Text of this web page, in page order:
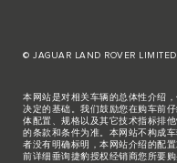
© JAGUAR LAND ROVER
本网站是对相关车辆的总体性介绍
决定的基础。我们鼓励您在购车前
体配置、规格以及其它技术指标排
的条款和条件为准。本网站不构成
者没有明确标明，本网站介绍的配
前详细垂询捷豹授权经销商您所要